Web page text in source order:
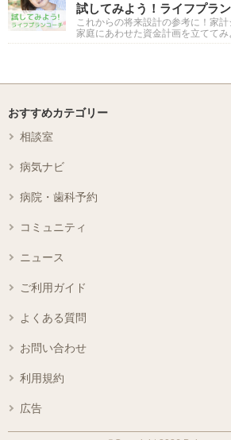
試してみよう！ライフプラ
これからの将来設計の参考に！家
家庭にあわせた資金計画を立ててみ
おすすめカテゴリー
相談室
病気ナビ
病院・歯科予約
コミュニティ
ニュース
ご利用ガイド
よくある質問
お問い合わせ
利用規約
広告